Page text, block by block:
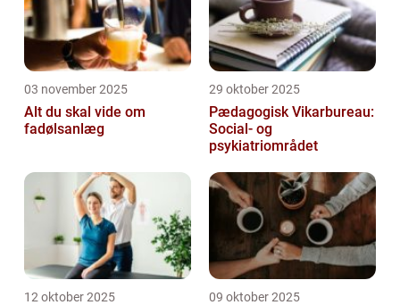
03 november 2025
Alt du skal vide om
fadølsanlæg
29 oktober 2025
Pædagogisk Vikarbureau:
Social- og
psykiatriområdet
12 oktober 2025 09 oktober 2025